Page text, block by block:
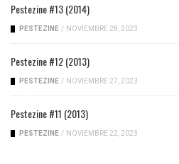
Pestezine #13 (2014)
PESTEZINE / NOVIEMBRE 28, 2023
Pestezine #12 (2013)
PESTEZINE / NOVIEMBRE 27, 2023
Pestezine #11 (2013)
PESTEZINE / NOVIEMBRE 22, 2023